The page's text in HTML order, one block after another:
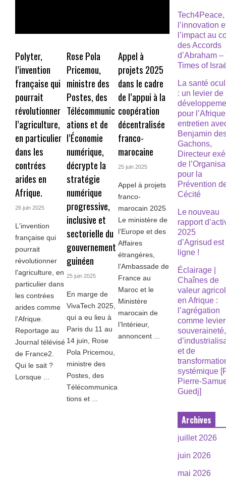
Polyter,
l’invention
française qui
pourrait
révolutionner
l’agriculture,
en particulier
dans les
contrées
arides en
Afrique.
26 juin 2025
L'invention
française qui
pourrait
révolutionner
l'agriculture, en
particulier dans
les contrées
arides comme
l'Afrique.
Reportage au
Journal télévisé
de France2.
Qui le sait ?
Lorsque ...
Rose Pola
Pricemou,
ministre des
Postes, des
Télécommunic
ations et de
l’Économie
numérique,
décrypte la
stratégie
numérique
progressive,
inclusive et
sectorielle du
gouvernement
guinéen
25 juin 2025
En marge de
VivaTech 2025,
qui a eu lieu à
Paris du 11 au
14 juin, Rose
Pola Pricemou,
ministre des
Postes, des
Télécommunica
tions et ...
Appel à
projets 2025
dans le cadre
de l’appui à la
coopération
décentralisée
franco-
marocaine
25 juin 2025
Appel à projets
franco-
marocain 2025
Le ministère de
l’Europe et des
Affaires
étrangères,
l’Ambassade de
France au
Maroc et le
Ministère
marocain de
l’Intérieur,
annoncent ...
Tech4Peace,
l’innovation
l’impact au
des Accords
d’Abraham –
Times of
La santé
: un levier de
pour
entretien
Benjamin
Gachons,
Directeur
de
pour la
Prévention
Cécité
Le nouveau
rapport
2025
d’Agrisud
ligne !
Éclairage |
Chaînes de
valeur
en Afrique :
l’agrégation
comme
souveraineté,
et de
systémique
Pierre-
Guedj]
Archives
juillet 2026
juin 2026
mai 2026